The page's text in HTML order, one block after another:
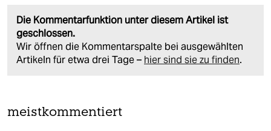
Die Kommentarfunktion unter diesem Artikel ist
geschlossen.
Wir öffnen die Kommentarspalte bei ausgewählten
Artikeln für etwa drei Tage – hier sind sie zu finden.
meistkommentiert